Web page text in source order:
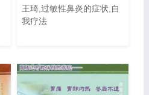
王琦,过敏性鼻炎的症状,自
我疗法